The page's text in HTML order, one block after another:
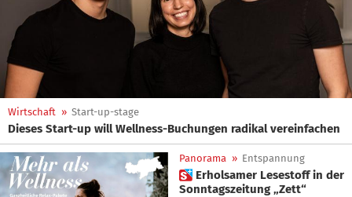
Wirtschaft » Start-up-stage
Dieses Start-up will Wellness-Buchungen radikal vereinfachen
Panorama » Entspannung
 Erholsamer Lesestoff in der
Sonntagszeitung „Zett“